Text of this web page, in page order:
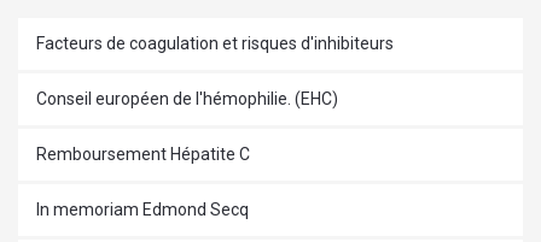
Facteurs de coagulation et risques d'inhibiteurs
Conseil européen de l'hémophilie. (EHC)
Remboursement Hépatite C
In memoriam Edmond Secq